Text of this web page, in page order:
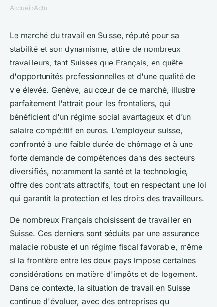
Travailler en Suisse :
Opportunités, démarches
administratives et secteurs
d'activité porteurs
Sohan•21 août 2024•8 min de lecture
Accueil›Actu
Le marché du travail en Suisse, réputé pour sa
stabilité et son dynamisme, attire de nombreux
travailleurs, tant Suisses que Français, en quête
d'opportunités professionnelles et d'une qualité de
vie élevée. Genève, au cœur de ce marché, illustre
parfaitement l'attrait pour les frontaliers, qui
bénéficient d'un régime social avantageux et d’un
salaire compétitif en euros. L’employeur suisse,
confronté à une faible durée de chômage et à une
forte demande de compétences dans des secteurs
diversifiés, notamment la santé et la technologie,
offre des contrats attractifs, tout en respectant une loi
qui garantit la protection et les droits des travailleurs.
De nombreux Français choisissent de travailler en
Suisse. Ces derniers sont séduits par une assurance
maladie robuste et un régime fiscal favorable, même
si la frontière entre les deux pays impose certaines
considérations en matière d'impôts et de logement.
Dans ce contexte, la situation de travail en Suisse
continue d'évoluer, avec des entreprises qui